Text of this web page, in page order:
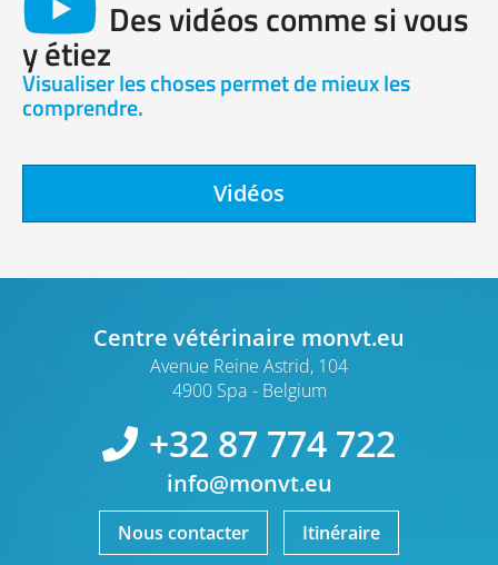
Des vidéos comme si vous
y étiez
Visualiser les choses permet de mieux les
comprendre.
Vidéos
Centre vétérinaire monvt.eu
Avenue Reine Astrid, 104
4900 Spa
Belgium
+32 87 774 722
info@monvt.eu
Nous contacter Itinéraire